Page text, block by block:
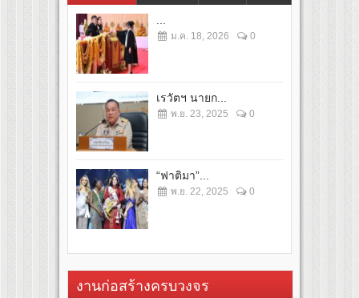
ม.ค. 18, 2026 0
เรวัตฯ นายก...
พ.ย. 23, 2025 0
“ฟาติมา”...
พ.ย. 22, 2025 0
งานก่อสร้างครบวงจร